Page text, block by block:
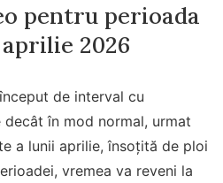
pentru perioada
2026
de interval cu
în mod normal, urmat
a lunii aprilie, însoțită de ploi
vremea va reveni la